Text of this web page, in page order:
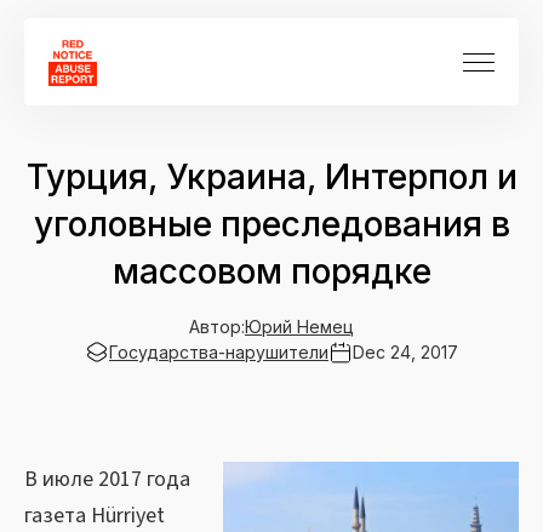
Турция, Украина, Интерпол и
уголовные преследования в
массовом порядке
Автор:Юрий Немец
Государства-нарушители
Dec 24, 2017
В июле 2017 года
газета Hürriyet